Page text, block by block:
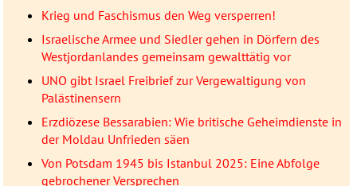
Krieg und Faschismus den Weg versperren!
Israelische Armee und Siedler gehen in Dörfern des
Westjordanlandes gemeinsam gewalttätig vor
UNO gibt Israel Freibrief zur Vergewaltigung von
Palästinensern
Erzdiözese Bessarabien: Wie britische Geheimdienste in
der Moldau Unfrieden säen
Von Potsdam 1945 bis Istanbul 2025: Eine Abfolge
gebrochener Versprechen